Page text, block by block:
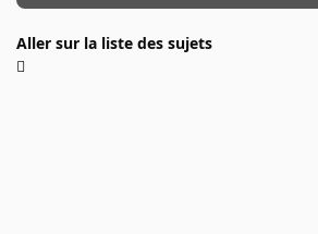
Aller sur la liste des sujets